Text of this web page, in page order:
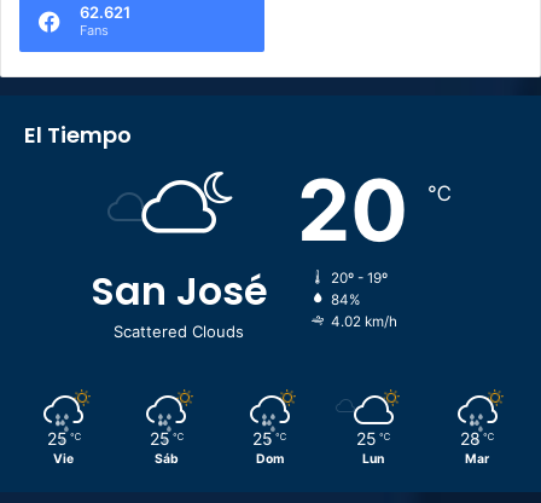
62.621
Fans
El Tiempo
San José
Scattered Clouds
20 ℃
20º - 19º
84%
4.02 km/h
25 ℃
Vie
25 ℃
Sáb
25 ℃
Dom
25 ℃
Lun
28 ℃
Mar